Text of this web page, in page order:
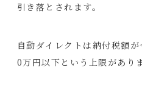
引き落とされます。
自動ダイレクトは納付税額
0万円以下という上限がありま